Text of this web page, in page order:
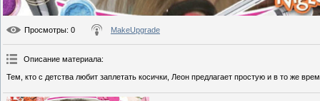
Просмотры: 0 MakeUpgrade
Описание материала:
Тем, кто с детства любит заплетать косички, Леон предлагает простую и в то же